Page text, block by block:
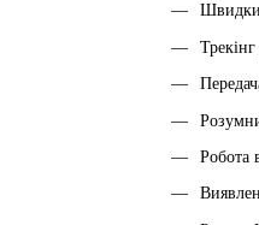
Робота